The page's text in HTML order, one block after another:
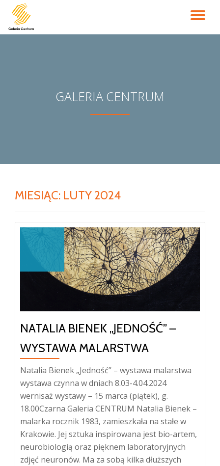
Przejdź
do
GALERIA CENTRUM
MIESIĄC: LUTY 2024
NATALIA BIENEK „JEDNOŚĆ” –
WYSTAWA MALARSTWA
Natalia Bienek „Jedność” – wystawa malarstwa
wystawa czynna w dniach 8.03-4.04.2024
wernisaż wystawy – 15 marca (piątek), g.
18.00Czarna Galeria CENTRUM Natalia Bienek –
malarka rocznik 1983, zamieszkała na stałe w
Krakowie. Jej sztuka inspirowana jest bio-artem,
neurobiologią oraz pięknem laboratoryjnych
zdjęć neuronów. Ma za sobą kilka dłuższych